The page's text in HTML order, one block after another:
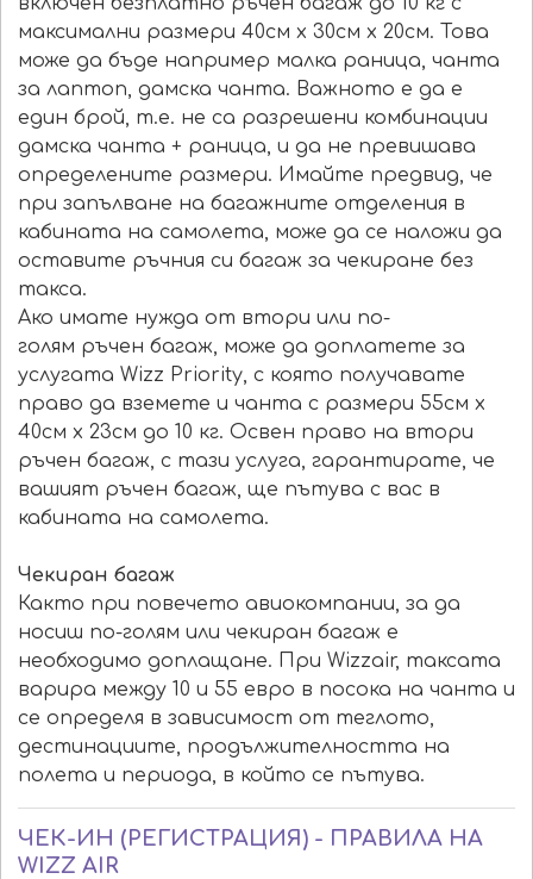
максимални размери 40см x 30см x 20см. Това
може да бъде например малка раница, чанта
за лаптоп, дамска чанта. Важното е да е
един брой, т.е. не са разрешени комбинации
дамска чанта + раница, и да не превишава
определените размери. Имайте предвид, че
при запълване на багажните отделения в
кабината на самолета, може да се наложи да
оставите ръчния си багаж за чекиране без
такса.
Ако имате нужда от втори или по-
голям ръчен багаж, може да доплатете за
услугата Wizz Priority, с която получавате
право да вземете и чанта с размери 55см x
40см x 23см до 10 кг. Освен право на втори
ръчен багаж, с тази услуга, гарантирате, че
вашият ръчен багаж, ще пътува с вас в
кабината на самолета.
Чекиран багаж
Както при повечето авиокомпании, за да
носиш по-голям или чекиран багаж е
необходимо доплащане. При Wizzair, таксата
варира между 10 и 55 евро в посока на чанта и
се определя в зависимост от теглото,
дестинациите, продължителността на
полета и периода, в който се пътува.
ЧЕК-ИН (РЕГИСТРАЦИЯ) - ПРАВИЛА НА
WIZZ AIR